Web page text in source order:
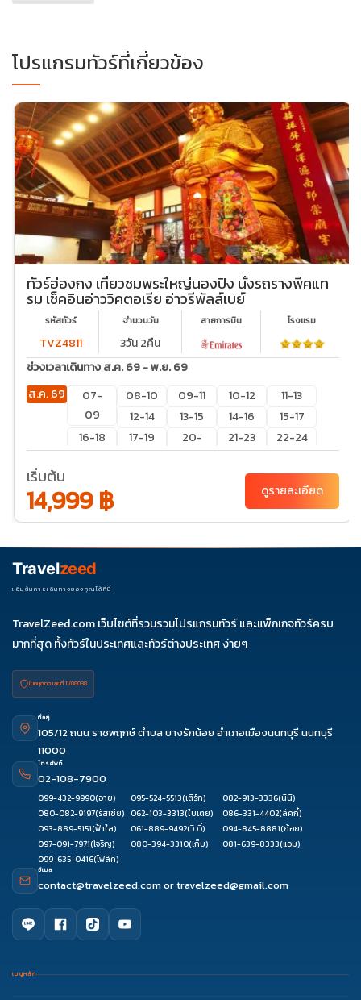
โปรแกรมทัวร์ที่เกี่ยวข้อง
ทัวร์ฮ่องกง เที่ยวชมพระใหญ่นองปิง นั่งรถรางพีคแท
รม เช็คอินอ่าววิคตอเรีย อ่าวรีพัลส์เบย์
รหัสทัวร์
TVZ4811
จำนวนวัน
3วัน 2คืน
สายการบิน โรงเเรม
ช่วงเวลาเดินทาง ส.ค. 69 - พ.ย. 69
ส.ค. 69
07-
09
08-10 09-11 10-12
11-13
12-14
13-15 14-16
15-17
16-18
17-19
20-
22
21-23
22-24
30-01 31-02
ก.ย. 69
03-
05
04-
06
05-
07
06-
08
07-
09
10-12
17-19
25-27
26-
28
27-29
28-
30
ต.ค. 69
01-03
08
09
11-13
12-14
13-15
22-24
23-25 24-26
26-
28
27-29
28-
30
29-31
เริ่มต้น
14,999 ฿ ดูรายละเอียด
Travelzeed
เริ่มต้นการเดินทางของคุณได้ที่นี่
TravelZeed.com เว็บไซต์ที่รวมรวมโปรแกรมทัวร์ และแพ็กเกจทัวร์ครบ
มากที่สุด ทั้งทัวร์ในประเทศและทัวร์ต่างประเทศ ง่ายๆ
ใบอนุญาต เลขที่ 11/08038
ที่อยู่
105/12 ถนน ราชพฤกษ์ ตำบล บางรักน้อย อำเภอเมืองนนทบุรี นนทบุรี
11000
โทรศัพท์
02-108-7900
099-432-9990(อาย) 095-524-5513(เติร์ก) 082-913-3336(นินิ)
080-082-9197(รัสเซีย) 062-103-3313(ใบเตย) 086-331-4402(ลัคกี้)
093-889-5151(ฟ้าใส) 061-889-9492(วิววี่) 094-845-8881(ก้อย)
097-091-7971(โจริญ) 080-394-3310(เก็บ) 081-639-8333(แอม)
099-635-0416(โฟล์ค)
อีเมล
contact@travelzeed.comortravelzeed@gmail.com
เมนูหลัก